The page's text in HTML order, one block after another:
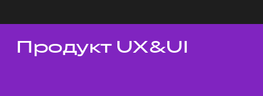
Темы докладов
Продукт UX&UI